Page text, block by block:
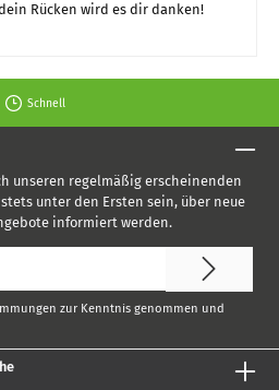
Rücken wird es dir danken!
Schnell
unseren regelmäßig erscheinenden
unter den Ersten sein, über neue
informiert werden.
zur Kenntnis genommen und